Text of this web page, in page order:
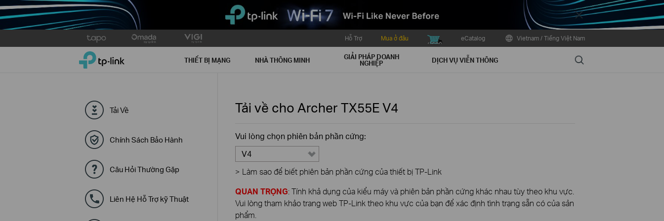
Close
to
Hỗ Trợ Mua ở đâu
buy icon
eCatalog Vietnam / Tiếng Việt Nam
TP-Link, Reliably Smart THIẾT BỊ MẠNG NHÀ THÔNG MINH GIẢI PHÁP DOANH
NGHIỆP DỊCH VỤ VIỄN THÔNG Search
Tải Về
Chính Sách Bảo Hành
Câu Hỏi Thường Gặp
Liên Hệ Hỗ Trợ kỹ Thuật
Tải về cho Archer TX55E V4
Vui lòng chọn phiên bản phần cứng:
V4
> Làm sao để biết phiên bản phần cứng của thiết bị TP-Link
QUAN TRỌNG: Tính khả dụng của kiểu máy và phiên bản phần cứng khác nhau tùy theo khu vực.
Vui lòng tham khảo trang web TP-Link theo khu vực của bạn để xác định tình trạng sẵn có của sản
phẩm.